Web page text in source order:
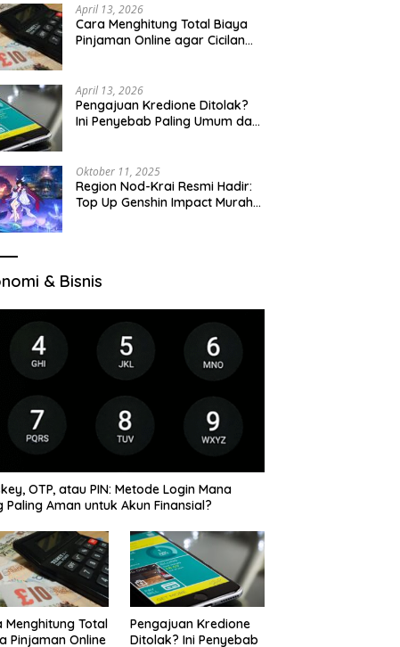
April 13, 2026
Cara Menghitung Total Biaya
Pinjaman Online agar Cicilan
April 13, 2026
Pengajuan Kredione Ditolak?
Ini Penyebab Paling Umum dan
Oktober 11, 2025
Region Nod-Krai Resmi Hadir:
Top Up Genshin Impact Murah
& Bisnis
OTP, atau PIN: Metode Login Mana
Paling Aman untuk Akun Finansial?
Menghitung Total
Pinjaman Online
Pengajuan Kredione
Ditolak? Ini Penyebab